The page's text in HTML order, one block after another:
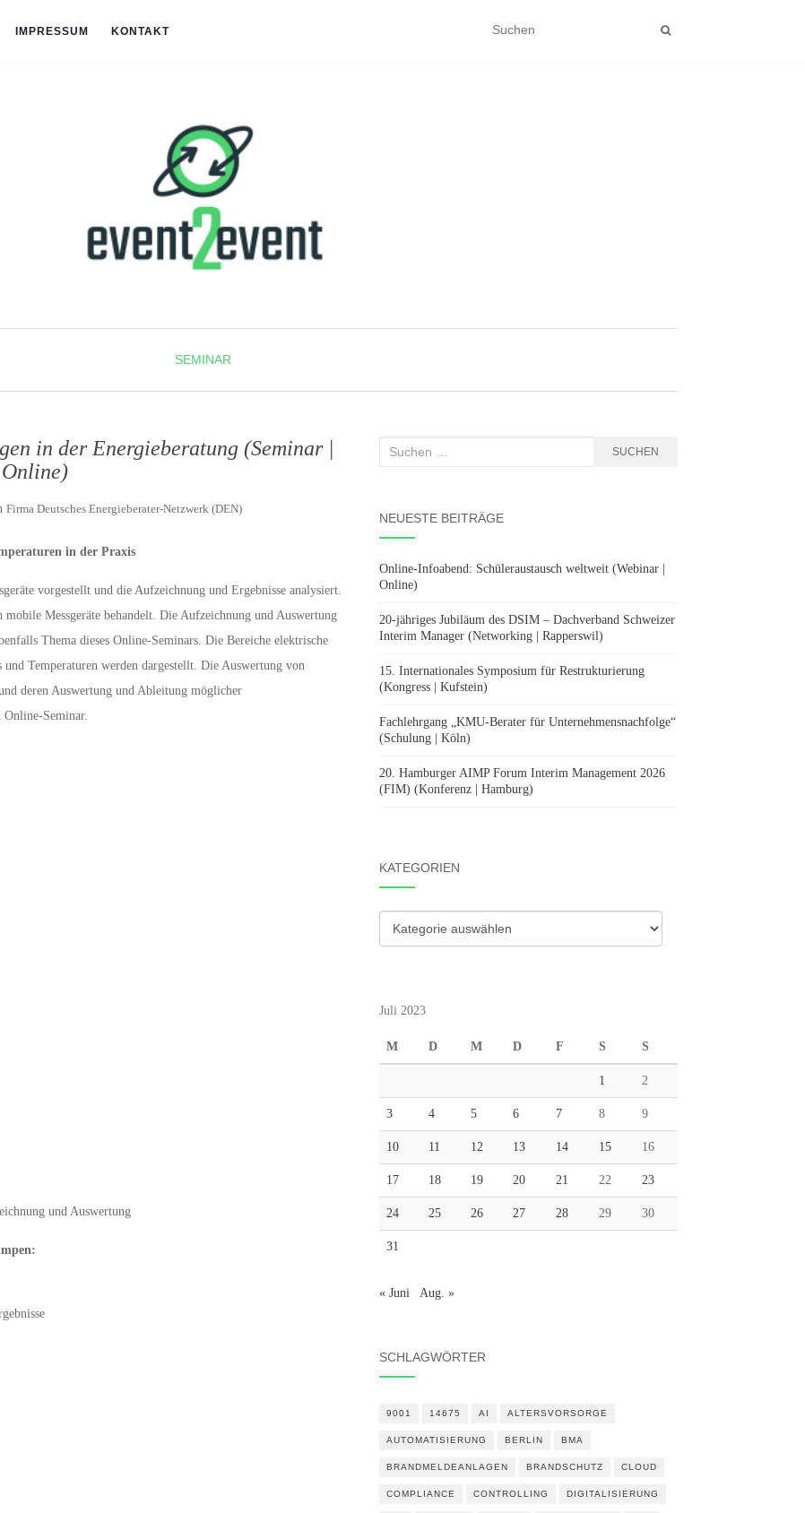
IMPRESSUM KONTAKT
SEMINAR
in der Energieberatung (Seminar |
Online)
Firma Deutsches Energieberater-Netzwerk (DEN)
in der Praxis
vorgestellt und die Aufzeichnung und Ergebnisse analysiert.
Messgeräte behandelt. Die Aufzeichnung und Auswertung
Thema dieses Online-Seminars. Die Bereiche elektrische
Temperaturen werden dargestellt. Die Auswertung von
deren Auswertung und Ableitung möglicher
Online-Seminar.
und Auswertung
Suchen
SUCHEN
NEUESTE BEITRÄGE
Online-Infoabend: Schüleraustausch weltweit (Webinar |
Online)
20-jähriges Jubiläum des DSIM – Dachverband Schweizer
Interim Manager (Networking | Rapperswil)
15. Internationales Symposium für Restrukturierung
(Kongress | Kufstein)
Fachlehrgang „KMU-Berater für Unternehmensnachfolge“
(Schulung | Köln)
20. Hamburger AIMP Forum Interim Management 2026
(FIM) (Konferenz | Hamburg)
KATEGORIEN
Kategorien
Juli 2023
M D M D F S S
1 2
3 4 5 6 7 8 9
10 11 12 13 14 15 16
17 18 19 20 21 22 23
24 25 26 27 28 29 30
31
« Juni Aug. »
SCHLAGWÖRTER
9001 14675 AI ALTERSVORSORGE
AUTOMATISIERUNG BERLIN BMA
BRANDMELDEANLAGEN BRANDSCHUTZ CLOUD
COMPLIANCE CONTROLLING DIGITALISIERUNG